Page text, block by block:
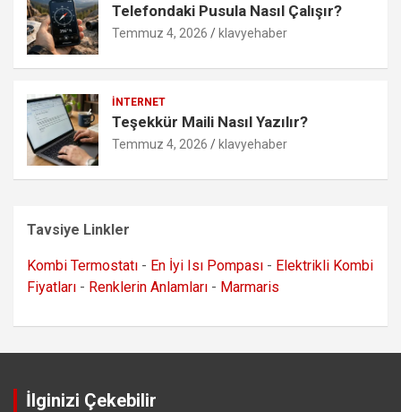
Telefondaki Pusula Nasıl Çalışır?
Temmuz 4, 2026 klavyehaber
İNTERNET
Teşekkür Maili Nasıl Yazılır?
Temmuz 4, 2026 klavyehaber
Tavsiye Linkler
Kombi Termostatı - En İyi Isı Pompası - Elektrikli Kombi
Fiyatları - Renklerin Anlamları - Marmaris
İlginizi Çekebilir